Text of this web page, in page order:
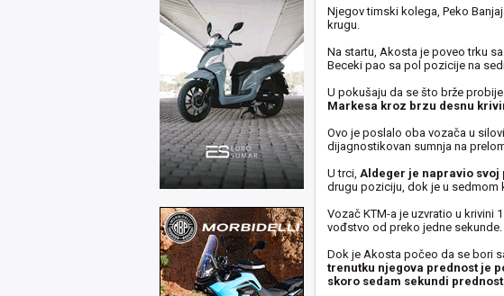
Njegov timski kolega, Peko
krugu.
Na startu, Akosta je poveo trku
Beceki pao sa pol pozicije na
U pokušaju da se što brže
Markesa kroz brzu desnu
Ovo je poslalo oba vozača u
dijagnostikovan sumnja na
U trci, Aldeger je napravio svoj
drugu poziciju, dok je u sedmom
Vozač KTM-a je uzvratio u
vođstvo od preko jedne sekunde.
Dok je Akosta počeo da se bori
trenutku njegova prednost je
skoro sedam sekundi